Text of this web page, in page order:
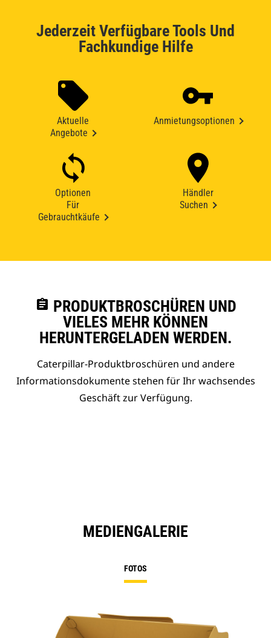
Jederzeit Verfügbare Tools Und
Fachkundige Hilfe
Aktuelle
Angebote
Anmietungsoptionen
Optionen
Für
Gebrauchtkäufe
Händler
Suchen
assignment PRODUKTBROSCHÜREN UND
VIELES MEHR KÖNNEN
HERUNTERGELADEN WERDEN.
Caterpillar-Produktbroschüren und andere
Informationsdokumente stehen für Ihr wachsendes
Geschäft zur Verfügung.
MEDIENGALERIE
FOTOS